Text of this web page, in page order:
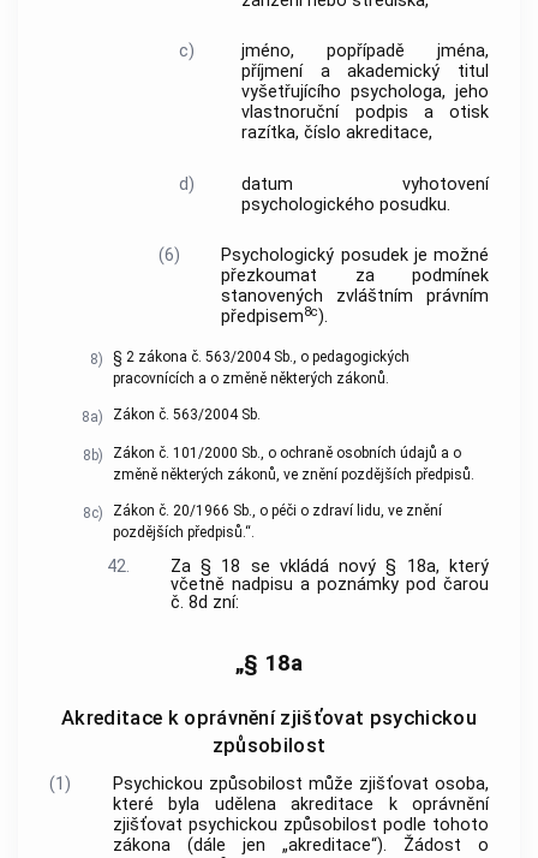
c)
jméno, popřípadě jména,
příjmení a akademický titul
vyšetřujícího psychologa, jeho
vlastnoruční podpis a otisk
razítka, číslo akreditace,
d)
datum vyhotovení
psychologického posudku.
(6)
Psychologický posudek je možné
přezkoumat za podmínek
stanovených zvláštním právním
předpisem8c).
8)
§ 2 zákona č. 563/2004 Sb., o pedagogických
pracovnících a o změně některých zákonů.
8a) Zákon č. 563/2004 Sb.
8b)
Zákon č. 101/2000 Sb., o ochraně osobních údajů a o
změně některých zákonů, ve znění pozdějších předpisů.
8c)
Zákon č. 20/1966 Sb., o péči o zdraví lidu, ve znění
pozdějších předpisů.“.
42.
Za § 18 se vkládá nový § 18a, který
včetně nadpisu a poznámky pod čarou
č. 8d zní:
„§ 18a
Akreditace k oprávnění zjišťovat psychickou
způsobilost
(1)
Psychickou způsobilost může zjišťovat osoba,
které byla udělena akreditace k oprávnění
zjišťovat psychickou způsobilost podle tohoto
zákona (dále jen „akreditace“). Žádost o